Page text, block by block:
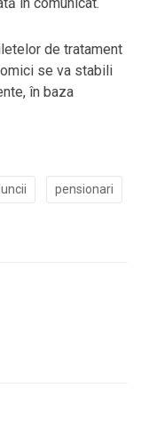
în comunicat.
de tratament
se va stabili
în baza
pensionari